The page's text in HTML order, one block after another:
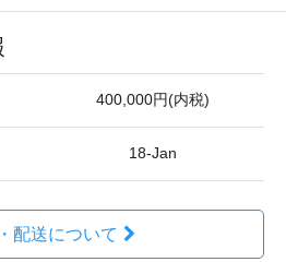
400,000円(内税)
18-Jan
配送について